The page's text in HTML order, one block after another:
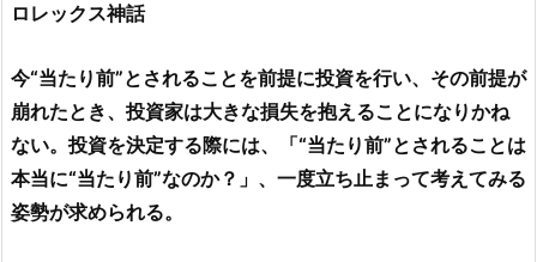
ロレックス神話
今“当たり前”とされることを前提に投資を行い、その前提が
崩れたとき、投資家は大きな損失を抱えることになりかね
ない。投資を決定する際には、「“当たり前”とされることは
本当に“当たり前”なのか？」、一度立ち止まって考えてみる
姿勢が求められる。